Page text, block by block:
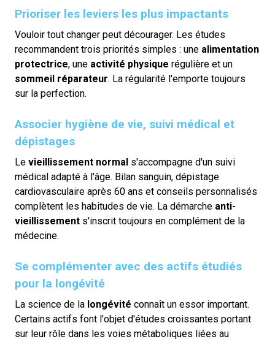
Prioriser les leviers les plus impactants
Vouloir tout changer peut décourager. Les études
recommandent trois priorités simples : une alimentation
protectrice, une activité physique régulière et un
sommeil réparateur. La régularité l'emporte toujours
sur la perfection.
Associer hygiène de vie, suivi médical et
dépistages
Le vieillissement normal s'accompagne d'un suivi
médical adapté à l'âge. Bilan sanguin, dépistage
cardiovasculaire après 60 ans et conseils personnalisés
complètent les habitudes de vie. La démarche anti-
vieillissement s'inscrit toujours en complément de la
médecine.
Se complémenter avec des actifs étudiés
pour la longévité
La science de la longévité connaît un essor important.
Certains actifs font l'objet d'études croissantes portant
sur leur rôle dans les voies métaboliques liées au